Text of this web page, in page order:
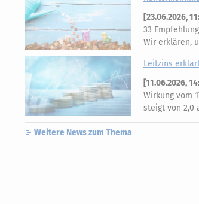
[23.06.2026,
33
Wir erklären,
Leitzins
[11.06.2026,
Wirkung vom
steigt von 2,0
Weitere News zum Thema